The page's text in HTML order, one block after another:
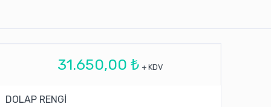
31.650,00 ₺ + KDV
DOLAP RENGİ